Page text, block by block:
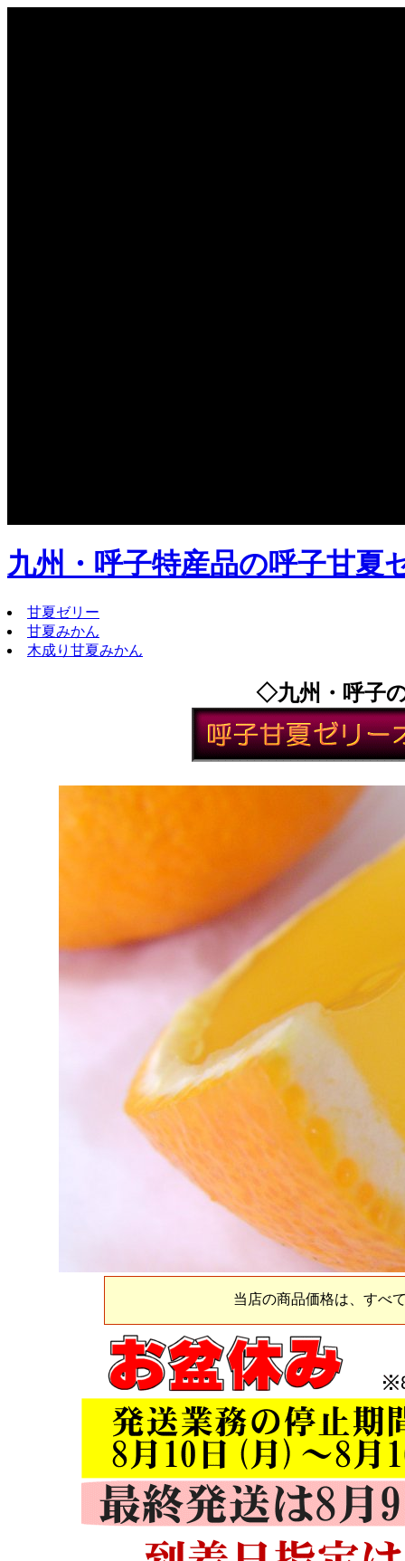
九州・呼子特産品の呼子甘
甘夏ゼリー
甘夏みかん
木成り甘夏みかん
◇九州・呼子
当店の商品価格は、すべ